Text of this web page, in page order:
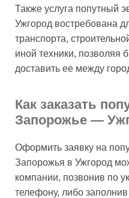
Также услуга попутный
Ужгород востребована
транспорта,
иной техники, позволяя
доставить ее между
Как заказать
Запорожье —
Оформить заявку на
Запорожья в Ужгород
компании, позвонив по
телефону, либо